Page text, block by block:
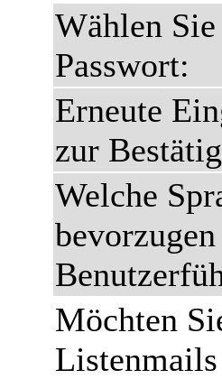
Wählen
Passwort:
Erneute
zur
Welche
Möchten
Listenmails